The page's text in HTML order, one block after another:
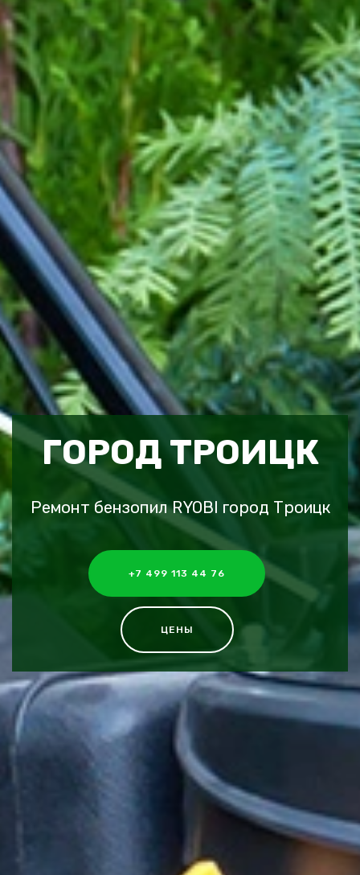
ГОРОД ТРОИЦК
Ремонт бензопил RYOBI город Троицк
+7 499 113 44 76
ЦЕНЫ